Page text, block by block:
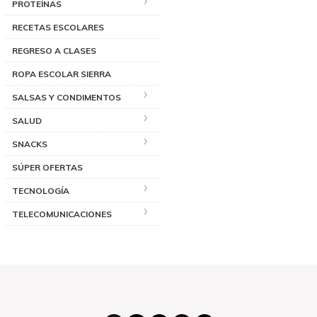
PROTEÍNAS
RECETAS ESCOLARES
REGRESO A CLASES
ROPA ESCOLAR SIERRA
SALSAS Y CONDIMENTOS
SALUD
SNACKS
SÚPER OFERTAS
TECNOLOGÍA
TELECOMUNICACIONES